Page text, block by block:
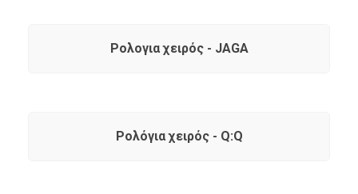
Ρολογια χειρός - JAGA
Ρολόγια χειρός - Q:Q